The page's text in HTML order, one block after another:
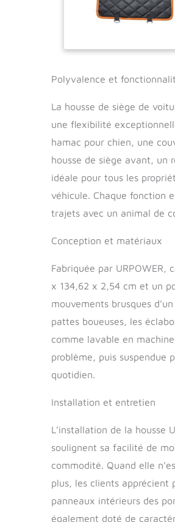
Polyvalence et
La housse de siège de
une flexibilité
hamac pour chien, une
housse de siège avant, un
idéale pour tous les
véhicule. Chaque fonction
trajets avec un animal de
Conception et matériaux
Fabriquée par URPOWER,
x 134,62 x 2,54 cm et un
mouvements brusques
pattes boueuses, les
comme lavable en
problème, puis suspendue
quotidien.
Installation et entretien
L’installation de la housse
soulignent sa facilité de
commodité. Quand elle
plus, les clients apprécient
panneaux intérieurs des
également doté de